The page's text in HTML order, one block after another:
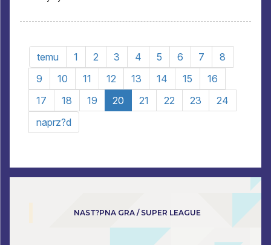
temu 1 2 3 4 5 6 7
8
9
10 11 12 13 14 15
16
17
18 19 20 21 22 23
24
naprz?d
NAST?PNA GRA / SUPER LEAGUE